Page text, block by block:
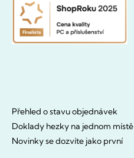
Přehled o stavu objednávek
Doklady hezky na jednom místě
Novinky se dozvíte jako první